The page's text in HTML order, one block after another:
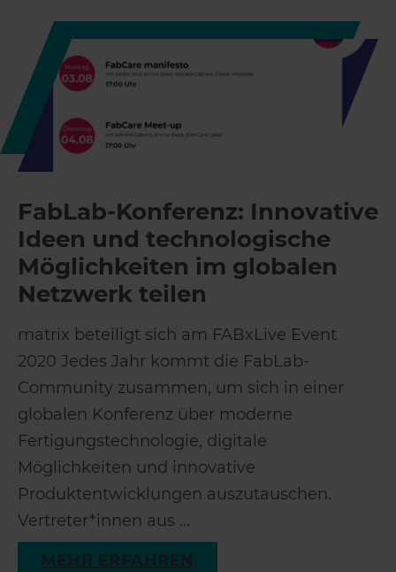
FabLab-Konferenz: Innovative
Ideen und technologische
Möglichkeiten im globalen
Netzwerk teilen
matrix beteiligt sich am FABxLive Event
2020 Jedes Jahr kommt die FabLab-
Community zusammen, um sich in einer
globalen Konferenz über moderne
Fertigungstechnologie, digitale
Möglichkeiten und innovative
Produktentwicklungen auszutauschen.
Vertreter*innen aus ...